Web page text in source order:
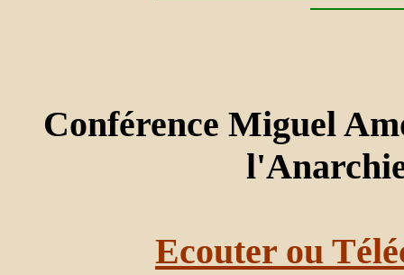
Conférence Miguel
Ecouter ou